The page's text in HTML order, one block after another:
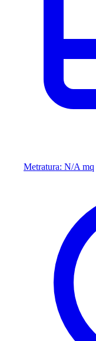
Metratura: N/A mq